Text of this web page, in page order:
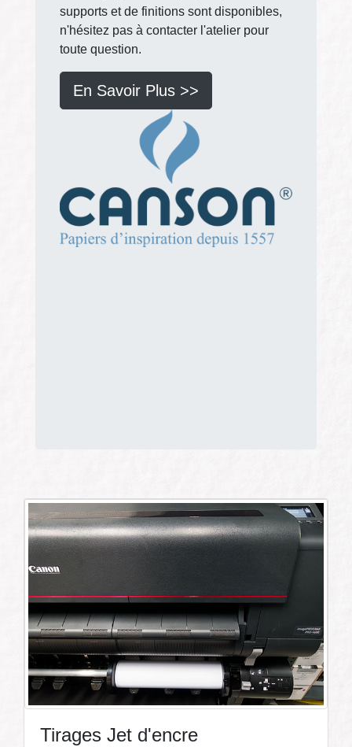
supports et de finitions sont disponibles,
n'hésitez pas à contacter l'atelier pour
toute question.
En Savoir Plus >>
Tirages Jet d'encre